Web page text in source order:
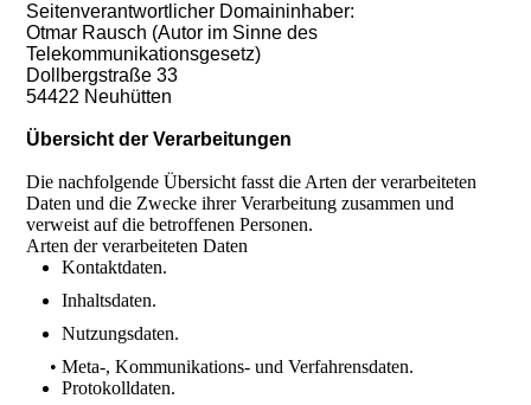
Seitenverantwortlicher Domaininhaber:
Otmar Rausch (Autor im Sinne des
Telekommunikationsgesetz)
Dollbergstraße 33
54422 Neuhütten
Übersicht der Verarbeitungen
Die nachfolgende Übersicht fasst die Arten der verarbeiteten
Daten und die Zwecke ihrer Verarbeitung zusammen und
verweist auf die betroffenen Personen.
Arten der verarbeiteten Daten
Kontaktdaten.
Inhaltsdaten.
Nutzungsdaten.
• Meta-, Kommunikations- und Verfahrensdaten.
Protokolldaten.